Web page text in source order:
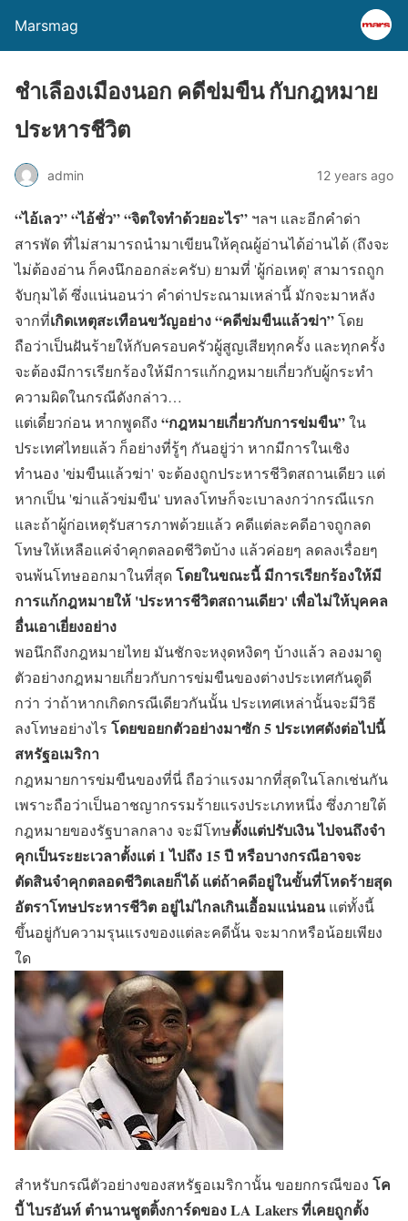
Marsmag
ชำเลืองเมืองนอก คดีข่มขืน กับกฎหมาย
ประหารชีวิต
admin 12 years ago
“ไอ้เลว” “ไอ้ชั่ว” “จิตใจทำด้วยอะไร” ฯลฯ และอีกคำด่า
สารพัด ที่ไม่สามารถนำมาเขียนให้คุณผู้อ่านได้อ่านได้ (ถึงจะ
ไม่ต้องอ่าน ก็คงนึกออกล่ะครับ) ยามที่ 'ผู้ก่อเหตุ' สามารถถูก
จับกุมได้ ซึ่งแน่นอนว่า คำด่าประณามเหล่านี้ มักจะมาหลัง
จากที่เกิดเหตุสะเทือนขวัญอย่าง “คดีข่มขืนแล้วฆ่า”โดย
ถือว่าเป็นฝันร้ายให้กับครอบครัวผู้สูญเสียทุกครั้ง และทุกครั้ง
จะต้องมีการเรียกร้องให้มีการแก้กฎหมายเกี่ยวกับผู้กระทำ
ความผิดในกรณีดังกล่าว…
แต่เดี๋ยวก่อน หากพูดถึง “กฎหมายเกี่ยวกับการข่มขืน”ใน
ประเทศไทยแล้ว ก็อย่างที่รู้ๆ กันอยู่ว่า หากมีการในเชิง
ทำนอง 'ข่มขืนแล้วฆ่า' จะต้องถูกประหารชีวิตสถานเดียว แต่
หากเป็น 'ฆ่าแล้วข่มขืน' บทลงโทษก็จะเบาลงกว่ากรณีแรก
และถ้าผู้ก่อเหตุรับสารภาพด้วยแล้ว คดีแต่ละคดีอาจถูกลด
โทษให้เหลือแค่จำคุกตลอดชีวิตบ้าง แล้วค่อยๆ ลดลงเรื่อยๆ
จนพ้นโทษออกมาในที่สุดโดยในขณะนี้ มีการเรียกร้องให้มี
การแก้กฎหมายให้ 'ประหารชีวิตสถานเดียว' เพื่อไม่ให้บุคคล
อื่นเอาเยี่ยงอย่าง
พอนึกถึงกฎหมายไทย มันชักจะหงุดหงิดๆ บ้างแล้ว ลองมาดู
ตัวอย่างกฎหมายเกี่ยวกับการข่มขืนของต่างประเทศกันดูดี
กว่า ว่าถ้าหากเกิดกรณีเดียวกันนั้น ประเทศเหล่านั้นจะมีวิธี
ลงโทษอย่างไร โดยขอยกตัวอย่างมาซัก 5 ประเทศดังต่อไปนี้
สหรัฐอเมริกา
กฎหมายการข่มขืนของที่นี่ ถือว่าแรงมากที่สุดในโลกเช่นกัน
เพราะถือว่าเป็นอาชญากรรมร้ายแรงประเภทหนึ่ง ซึ่งภายใต้
กฎหมายของรัฐบาลกลาง จะมีโทษตั้งแต่ปรับเงิน ไปจนถึงจำ
คุกเป็นระยะเวลาตั้งแต่ 1 ไปถึง 15 ปี หรือบางกรณีอาจจะ
ตัดสินจำคุกตลอดชีวิตเลยก็ได้ แต่ถ้าคดีอยู่ในขั้นที่โหดร้ายสุด
อัตราโทษประหารชีวิต อยู่ไม่ไกลเกินเอื้อมแน่นอนแต่ทั้งนี้
ขึ้นอยู่กับความรุนแรงของแต่ละคดีนั้น จะมากหรือน้อยเพียง
ใด
สำหรับกรณีตัวอย่างของสหรัฐอเมริกานั้น ขอยกกรณีของ โค
บี้ ไบรอันท์ ตำนานชูตติ้งการ์ดของ LA Lakers ที่เคยถูกตั้ง